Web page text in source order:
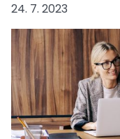
24. 7. 2023